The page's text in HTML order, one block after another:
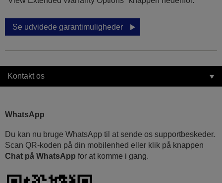
Se udvidede garantimuligheder
Kontakt os
WhatsApp
Du kan nu bruge WhatsApp til at sende os supportbeskeder.
Scan QR-koden på din mobilenhed eller klik på knappen
Chat på WhatsApp for at komme i gang.